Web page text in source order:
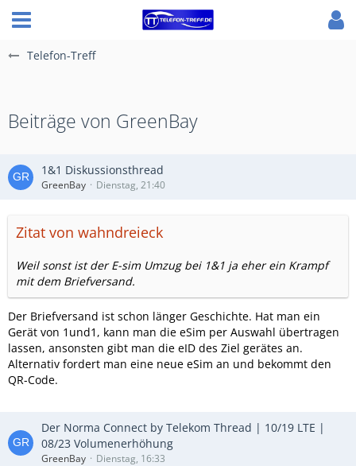
Telefon-Treff
Beiträge von GreenBay
1&1 Diskussionsthread
GreenBay Dienstag, 21:40
Zitat von wahndreieck
Weil sonst ist der E-sim Umzug bei 1&1 ja eher ein Krampf
mit dem Briefversand.
Der Briefversand ist schon länger Geschichte. Hat man ein
Gerät von 1und1, kann man die eSim per Auswahl übertragen
lassen, ansonsten gibt man die eID des Ziel gerätes an.
Alternativ fordert man eine neue eSim an und bekommt den
QR-Code.
Der Norma Connect by Telekom Thread | 10/19 LTE |
08/23 Volumenerhöhung
GreenBay Dienstag, 16:33